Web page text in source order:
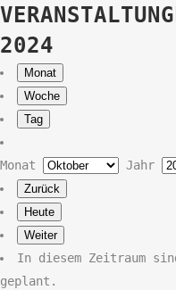
2024
Monat
Woche
Tag
Monat Jahr
Zurück
Heute
Weiter
In diesem Zeitraum
geplant.